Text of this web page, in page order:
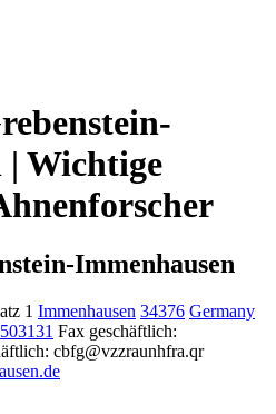
| Wichtige
Immenhausen
1 Immenhausen 34376 Germany
Fax geschäftlich:
: cbfg@vzzraunhfra.qr